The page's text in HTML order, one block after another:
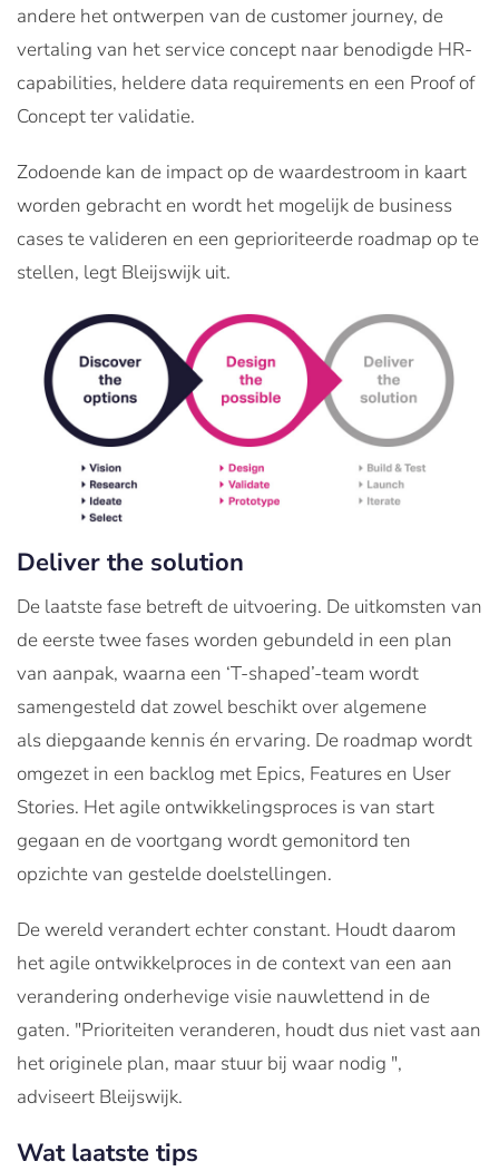
andere het ontwerpen van de customer journey, de
vertaling van het service concept naar benodigde HR-
capabilities, heldere data requirements en een Proof of
Concept ter validatie.
Zodoende kan de impact op de waardestroom in kaart
worden gebracht en wordt het mogelijk de business
cases te valideren en een geprioriteerde roadmap op te
stellen, legt Bleijswijk uit.
Deliver the solution
De laatste fase betreft de uitvoering. De uitkomsten van
de eerste twee fases worden gebundeld in een plan
van aanpak, waarna een ‘T-shaped’-team wordt
samengesteld dat zowel beschikt over algemene
als diepgaande kennis én ervaring. De roadmap wordt
omgezet in een backlog met Epics, Features en User
Stories. Het agile ontwikkelingsproces is van start
gegaan en de voortgang wordt gemonitord ten
opzichte van gestelde doelstellingen.
De wereld verandert echter constant. Houdt daarom
het agile ontwikkelproces in de context van een aan
verandering onderhevige visie nauwlettend in de
gaten. "Prioriteiten veranderen, houdt dus niet vast aan
het originele plan, maar stuur bij waar nodig ",
adviseert Bleijswijk.
Wat laatste tips